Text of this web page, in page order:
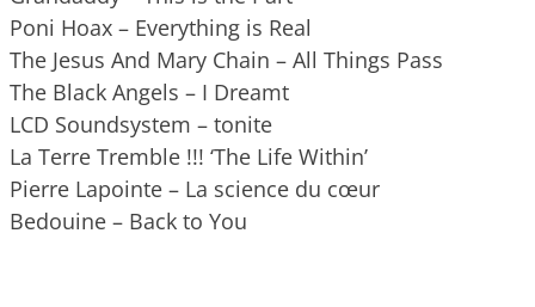
Poni Hoax – Everything is Real
The Jesus And Mary Chain ‎– All Things Pass
The Black Angels – I Dreamt
LCD Soundsystem – tonite
La Terre Tremble !!! ‘The Life Within’
Pierre Lapointe – La science du cœur
Bedouine – Back to You